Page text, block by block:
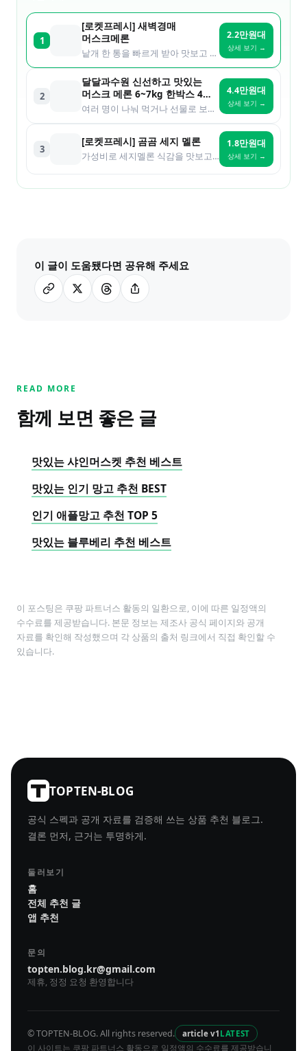
1
[로켓프레시] 새벽경매
머스크메론
낱개 한 통을 빠르게 받아 맛보고 싶은 분
2.2만원대
상세 보기 →
2
달달과수원 신선하고 맛있는
머스크 메론 6~7kg 한박스 4수
5수 6수 멜론
여러 명이 나눠 먹거나 선물로 보낼 분
4.4만원대
상세 보기 →
3
[로켓프레시] 곰곰 세지 멜론
가성비로 세지멜론 식감을 맛보고 싶은 분
1.8만원대
상세 보기 →
이 글이 도움됐다면 공유해 주세요
READ MORE
함께 보면 좋은 글
맛있는 샤인머스켓 추천 베스트
맛있는 인기 망고 추천 BEST
인기 애플망고 추천 TOP 5
맛있는 블루베리 추천 베스트
이 포스팅은 쿠팡 파트너스 활동의 일환으로, 이에 따른 일정액의
수수료를 제공받습니다. 본문 정보는 제조사 공식 페이지와 공개
자료를 확인해 작성했으며 각 상품의 출처 링크에서 직접 확인할 수
있습니다.
TOPTEN-BLOG
공식 스펙과 공개 자료를 검증해 쓰는 상품 추천 블로그.
결론 먼저, 근거는 투명하게.
둘러보기
홈
전체 추천 글
앱 추천
문의
topten.blog.kr@gmail.com
제휴, 정정 요청 환영합니다
© TOPTEN-BLOG. All rights reserved. article v1 LATEST
이 사이트는 쿠팡 파트너스 활동으로 일정액의 수수료를 제공받습니